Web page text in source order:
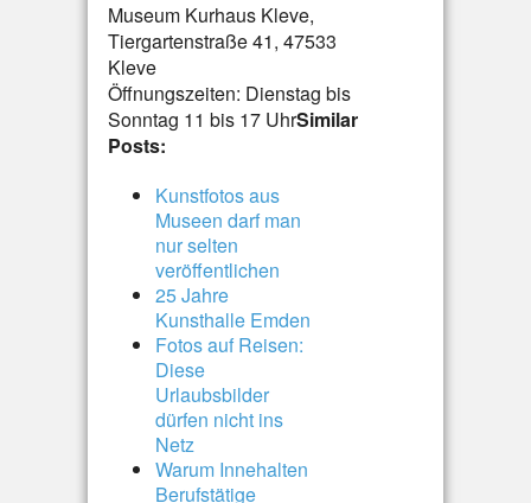
Museum Kurhaus Kleve,
Tiergartenstraße 41, 47533
Kleve
Öffnungszeiten: Dienstag bis
Sonntag 11 bis 17 UhrSimilar
Posts:
Kunstfotos aus
Museen darf man
nur selten
veröffentlichen
25 Jahre
Kunsthalle Emden
Fotos auf Reisen:
Diese
Urlaubsbilder
dürfen nicht ins
Netz
Warum Innehalten
Berufstätige